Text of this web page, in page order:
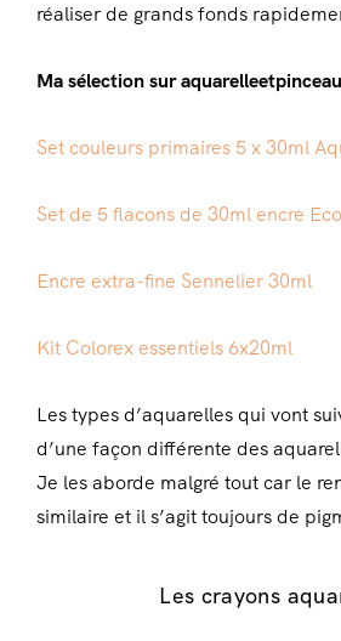
réaliser de grands fonds
Ma sélection sur
Set couleurs primaires 5 x 30ml
Set de 5 flacons de 30ml encre
Encre extra-fine Sennelier 30ml
Kit Colorex essentiels 6x20ml
Les types d’aquarelles qui vont
d’une façon différente des
Je les aborde malgré tout car le
similaire et il s’agit toujours de
Les crayons